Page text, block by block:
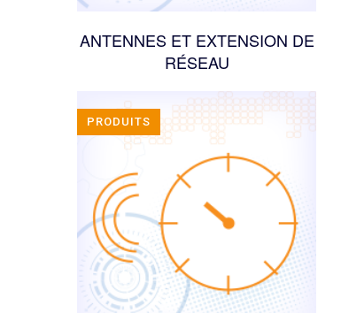
ANTENNES ET EXTENSION DE
RÉSEAU
PRODUITS